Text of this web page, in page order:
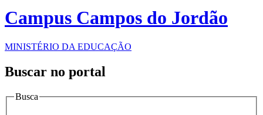
Campus Campos do Jordão
MINISTÉRIO DA EDUCAÇÃO
Buscar no portal
Busca